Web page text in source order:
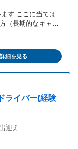
月あたり20時間）
別途残業代を支給
の他手当金額：な
備・BP) 【お祝
補助制度】（資格
円～26000円 【家
10000円 【販売
円～16000円 【年
証しています。
定残業
す ここに当ては
（長期的なキャリ
ていれば、 整備
業種からの転職者
って育てます）
可、MT免許）
る方 ・国家資格を
方 ・地元で腰を据
続によるキャリア
詳細を見る
ライバー(経験
迎え